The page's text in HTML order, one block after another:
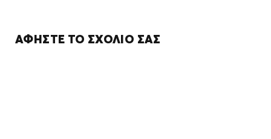
ΑΦΉΣΤΕ ΤΟ ΣΧΌΛΙΌ ΣΑΣ